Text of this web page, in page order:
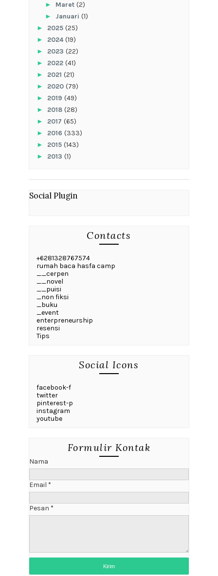
► Maret (2)
► Januari (1)
► 2025 (25)
► 2024(19)
► 2023 (22)
► 2022 (41)
► 2021 (21)
► 2020 (79)
► 2019 (49)
► 2018 (28)
► 2017 (65)
► 2016 (333)
► 2015 (143)
► 2013 (1)
Social Plugin
Contacts
+6281328767574
rumah baca hasfa camp
__cerpen
__novel
__puisi
_non fiksi
_buku
_event
enterpreneurship
resensi
Tips
Social Icons
facebook-f
twitter
pinterest-p
instagram
youtube
Formulir Kontak
Nama
Email *
Pesan *